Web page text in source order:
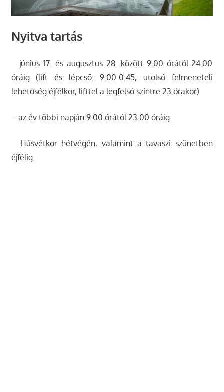
Nyitva tartás
– június 17. és augusztus 28. között 9.00 órától 24:00
óráig (lift és lépcső: 9:00-0:45, utolsó felmeneteli
lehetőség éjfélkor, lifttel a legfelső szintre 23 órakor)
– az év többi napján 9:00 órától 23:00 óráig
– Húsvétkor hétvégén, valamint a tavaszi szünetben
éjfélig.